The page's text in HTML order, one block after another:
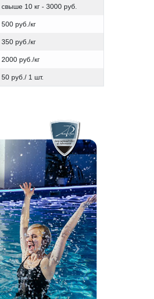
свыше 10 кг - 3000 руб.
500 руб./кг
350 руб./кг
2000 руб./кг
50 руб./ 1 шт.